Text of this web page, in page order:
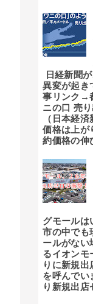
日経新聞
異変が起き
事リンク→
ニの口 売
（日本経
価格は上が
約価格の伸
グモールは
市の中でも
ールがない
るイオンモ
りに新規
を呼んで
り新規出